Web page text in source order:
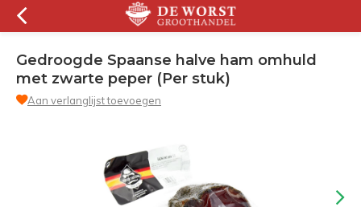
Gedroogde Spaanse halve ham omhuld
met zwarte peper (Per stuk)
Aan verlanglijst toevoegen